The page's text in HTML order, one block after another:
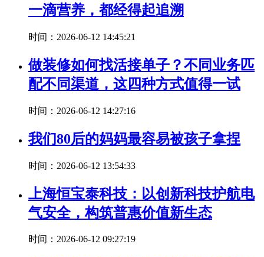
一滴营养，都经得起追溯
时间：2026-06-12 14:45:21
做装修如何找活接单子？不同业务匹
配不同渠道，这四种方式值得一试
时间：2026-06-12 14:27:16
我们80后的妈妈最容易被孩子拿捏
时间：2026-06-12 13:54:33
上海恒宝泰科技：以创新科技护航电
气安全，构筑普惠价值新生态
时间：2026-06-12 09:27:19